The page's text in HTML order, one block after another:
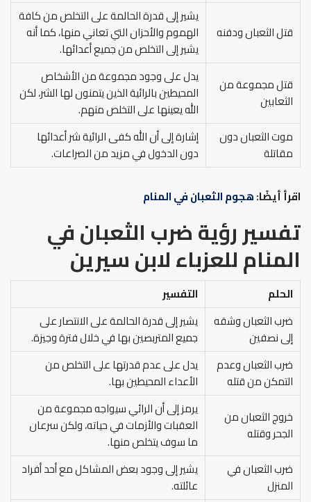
قتل الثعبان ودفنه
يشير إلى قدرة الحالمة على التخلص من كافة
الهموم والأحزان التي تعاني منها، كما أنه
يشير إلى التخلص من جميع أعدائها.
قتل مجموعة من
الثعابين
يدل على وجود مجموعة من الأشخاص
المحيطين بالرائية الذين يتمنون لها الشر، لكن
الله يعينها على التخلص منهم.
موت الثعبان دون
مقاتلة
إشارة إلى أن الله كفى الرائية شر أعدائها
دون الدخول في مزيد من الصراعات.
اقرأ أيضًا:هجوم الثعبان في المنام
تفسير رؤية ضرب الثعبان في
المنام للعزباء لابن سيرين
الحلم
التفسير
ضرب الثعبان وشقه
إلى نصفين
يشير إلى قدرة الحالمة على الانتصار على
جميع المتربصين بها في خلال فترة وجيزة.
ضرب الثعبان وعدم
التمكن من قتله
يدل على عدم قدرتها على التخلص من
الأعداء المحيطين بها.
خروج الثعبان من
الجحر وقتله
يرمز إلى أن الرائي سيواجه مجموعة من
العقبات والأزمات في حياته، ولكن سرعان
ما سوف يتخلص منها.
ضرب الثعبان في
المنزل
يشير إلى وجود بعض المشاكل مع أحد أفراد
عائلته.